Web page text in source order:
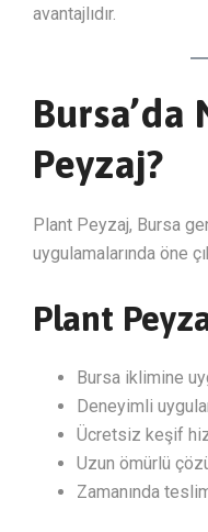
avantajlıdır.
Bursa’da
Peyzaj?
Plant Peyzaj, Bursa
uygulamalarında öne
Plant
Bursa iklimine
Deneyimli
Ücretsiz keşif
Uzun ömürlü
Zamanında